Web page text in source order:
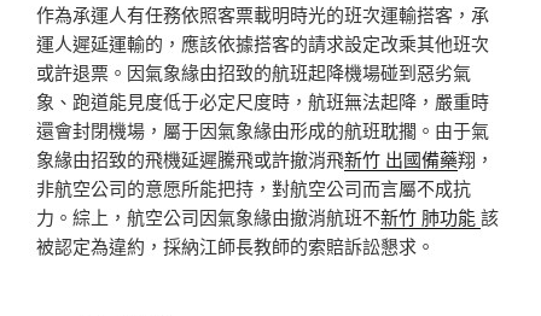
作為承運人有任務依照客票載明時光的班次運輸搭客，承
運人遲延運輸的，應該依據搭客的請求設定改乘其他班次
或許退票。因氣象緣由招致的航班起降機場碰到惡劣氣
象、跑道能見度低于必定尺度時，航班無法起降，嚴重時
還會封閉機場，屬于因氣象緣由形成的航班耽擱。由于氣
象緣由招致的飛機延遲騰飛或許撤消飛新竹 出國備藥翔，
非航空公司的意愿所能把持，對航空公司而言屬不成抗
力。綜上，航空公司因氣象緣由撤消航班不新竹 肺功能該
被認定為違約，採納江師長教師的索賠訴訟懇求。